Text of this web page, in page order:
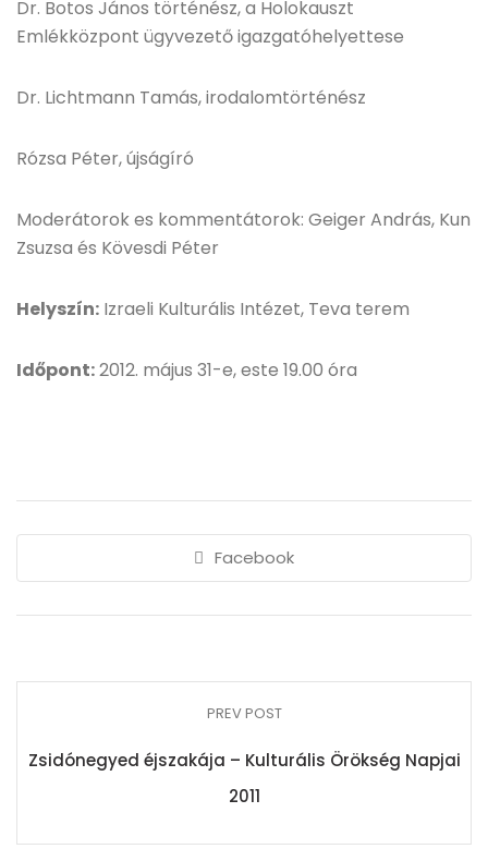
Dr. Botos János történész, a Holokauszt
Emlékközpont ügyvezető igazgatóhelyettese
Dr. Lichtmann Tamás, irodalomtörténész
Rózsa Péter, újságíró
Moderátorok es kommentátorok: Geiger András, Kun
Zsuzsa és Kövesdi Péter
Helyszín: Izraeli Kulturális Intézet, Teva terem
Időpont:2012. május 31-e, este 19.00 óra
Facebook
PREV POST
Zsidónegyed éjszakája – Kulturális Örökség Napjai
2011